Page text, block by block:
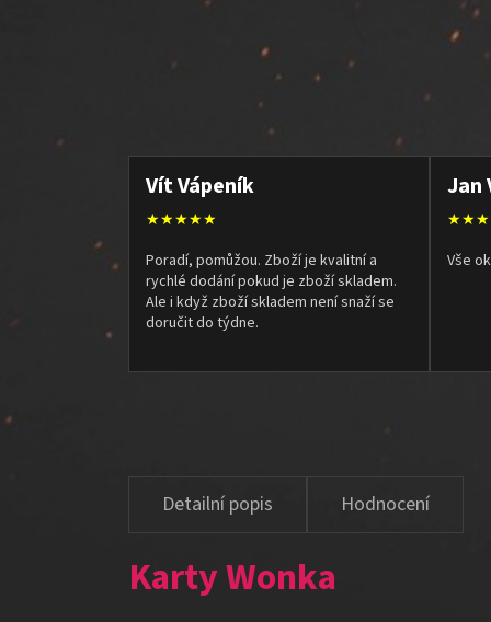
Vít Vápeník
★★★★★
Poradí, pomůžou. Zboží je kvalitní a
rychlé dodání pokud je zboží skladem.
Ale i když zboží skladem není snaží se
doručit do týdne.
Jan
Vše
Hodnocení
Karty Wonka